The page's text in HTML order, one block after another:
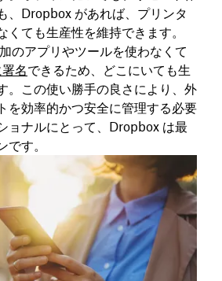
、Dropbox があれば、プリンタ
くても生産性を維持できます。
のアプリやツールを使わなくて
名できるため、どこにいても生
。この使い勝手の良さにより、外
を効率的かつ安全に管理する必要
ョナルにとって、Dropbox は最
す。